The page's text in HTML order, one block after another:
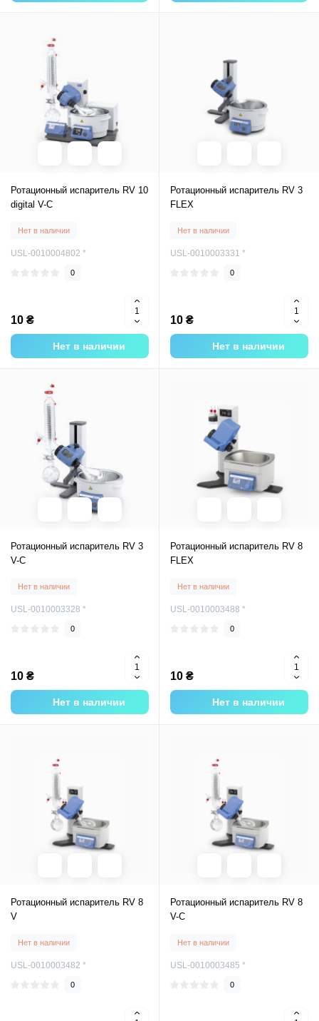
Ротационный испаритель RV 10
digital V-C
Нет в наличии
USL-0010004802 *
0
10 ₴
Нет в наличии
Ротационный испаритель RV 3
FLEX
Нет в наличии
USL-0010003331 *
0
10 ₴
Нет в наличии
Ротационный испаритель RV 3
V-C
Нет в наличии
USL-0010003328 *
0
10 ₴
Нет в наличии
Ротационный испаритель RV 8
FLEX
Нет в наличии
USL-0010003488 *
0
10 ₴
Нет в наличии
Ротационный испаритель RV 8
V
Нет в наличии
USL-0010003482 *
0
Ротационный испаритель RV 8
V-C
Нет в наличии
USL-0010003485 *
0